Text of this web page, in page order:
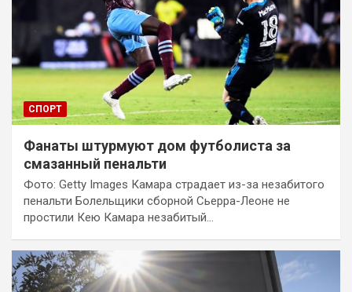
СПОРТ
Фанаты штурмуют дом футболиста за
смазанный пенальти
Фото: Getty Images Камара страдает из-за незабитого
пенальти Болельщики сборной Сьерра-Леоне не
простили Кею Камара незабитый…